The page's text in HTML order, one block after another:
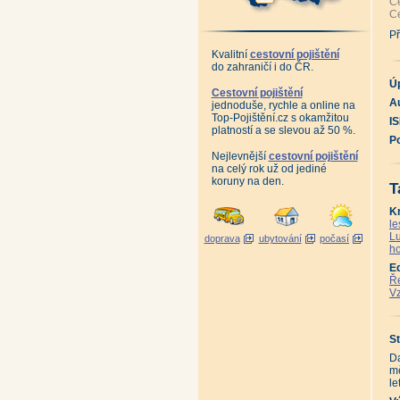
Kvalitní cestovní pojištění
do zahraničí i do ČR.
Cestovní pojištění
jednoduše, rychle a online na
Top-Pojištění.cz s okamžitou
platností a se slevou až 50 %.
Nejlevnější cestovní pojištění
na celý rok už od jediné
koruny na den.
doprava ubytování počasí